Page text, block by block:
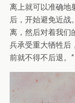
离上就可以准确地
后，开始避免近战
离，然后对着我们
兵承受重大牺牲后
前就不得不后退。”